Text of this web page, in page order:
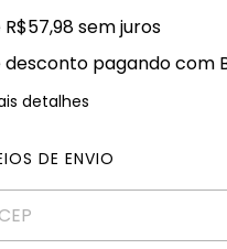
R$57,98sem juros
desconto pagando com
detalhes
DE ENVIO
para o CEP: